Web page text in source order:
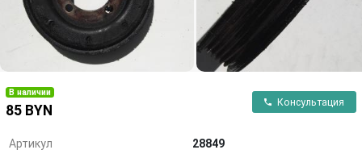
В наличии
85 BYN
Консультация
Артикул
28849